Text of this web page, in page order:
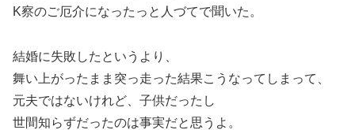
K察のご厄介になったっと人づてで聞いた。
結婚に失敗したというより、
舞い上がったまま突っ走った結果こうなってしまって、
元夫ではないけれど、子供だったし
世間知らずだったのは事実だと思うよ。